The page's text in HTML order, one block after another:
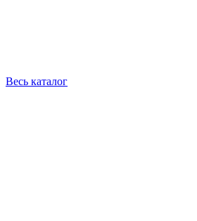
Весь каталог